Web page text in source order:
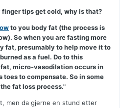
finger tips get cold, why is that?
to you body fat (the process is
So when you are fasting more
fat, presumably to help move it to
as a fuel. Do to this
micro-vasodilation occurs in
to compensate. So in some
the fat loss process."
men da gjerne en stund etter